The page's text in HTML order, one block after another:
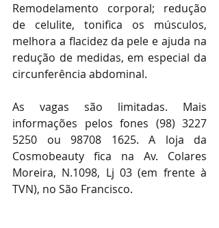
Remodelamento corporal; redução
de celulite, tonifica os músculos,
melhora a flacidez da pele e ajuda na
redução de medidas, em especial da
circunferência abdominal.
As vagas são limitadas. Mais
informações pelos fones (98) 3227
5250 ou 98708 1625. A loja da
Cosmobeauty fica na Av. Colares
Moreira, N.1098, Lj 03 (em frente à
TVN), no São Francisco.